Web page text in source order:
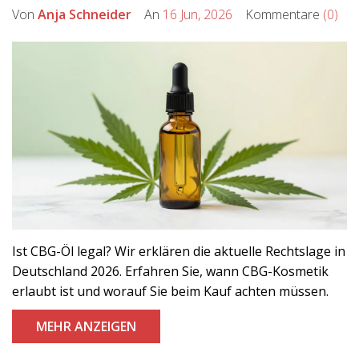
Von Anja Schneider An 16 Jun, 2026 Kommentare (0)
Ist CBG-Öl legal? Wir erklären die aktuelle Rechtslage in
Deutschland 2026. Erfahren Sie, wann CBG-Kosmetik
erlaubt ist und worauf Sie beim Kauf achten müssen.
MEHR ANZEIGEN